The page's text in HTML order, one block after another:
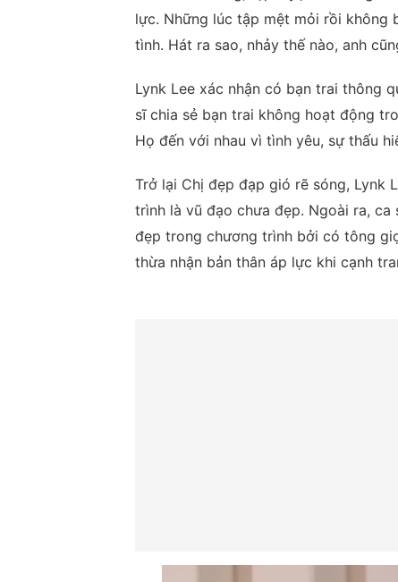
lực. Những lúc tập mệt mỏi rồi không
tình. Hát ra sao, nhảy thế nào, anh
Lynk Lee xác nhận có bạn trai thông
sĩ chia sẻ bạn trai không hoạt động
Họ đến với nhau vì tình yêu, sự thấu
Trở lại Chị đẹp đạp gió rẽ sóng, Lynk
trình là vũ đạo chưa đẹp. Ngoài ra,
đẹp trong chương trình bởi có tông
thừa nhận bản thân áp lực khi cạnh